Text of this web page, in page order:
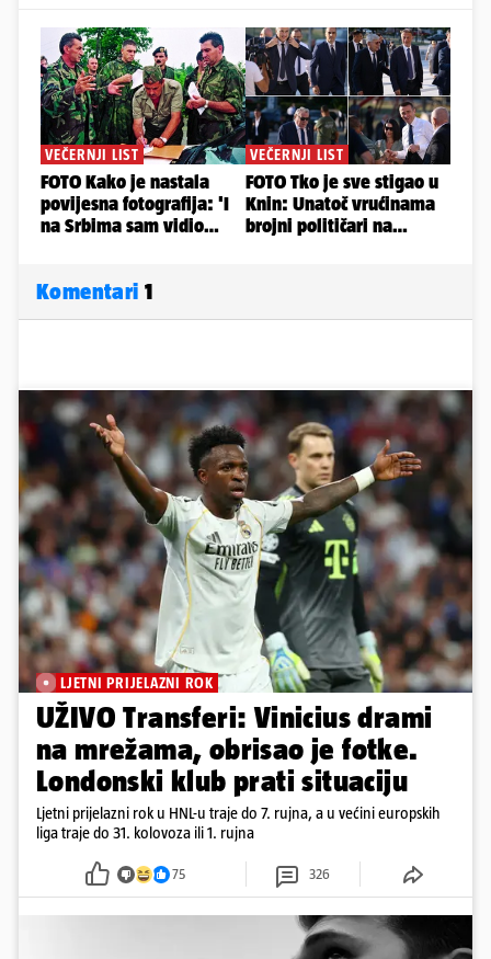
Komentari 1
LJETNI PRIJELAZNI ROK
UŽIVO Transferi: Vinicius drami
na mrežama, obrisao je fotke.
Londonski klub prati situaciju
Ljetni prijelazni rok u HNL-u traje do 7. rujna, a u većini europskih
liga traje do 31. kolovoza ili 1. rujna
75 326